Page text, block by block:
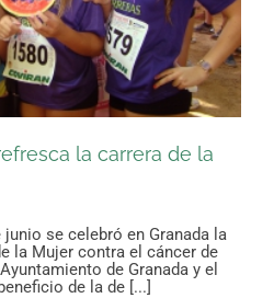
la carrera de la
se celebró en Granada la
la Mujer contra el cáncer de
de Granada y el
de la de [...]